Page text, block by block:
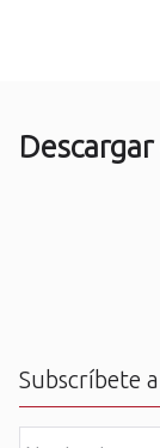
Subscríbete